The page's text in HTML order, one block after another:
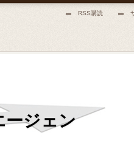
RSS購読
ージェン